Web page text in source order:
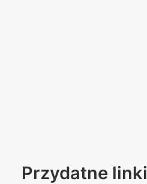
Przydatne linki